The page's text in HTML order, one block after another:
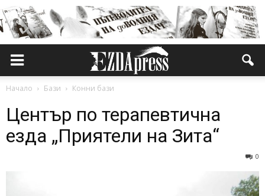
Начало Бази Конни бази
Център по терапевтична
езда „Приятели на Зита“
0